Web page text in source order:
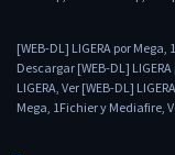
[WEB-DL] LIGERA por
Descargar [WEB-DL]
LIGERA, Ver [WEB-DL]
Mega, 1Fichier y Mediafire,